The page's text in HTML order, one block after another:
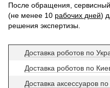
После обращения,
(не менее 10 рабочих дней)
решения экспертизы.
Доставка роботов по
Доставка роботов по
Доставка аксессуаров